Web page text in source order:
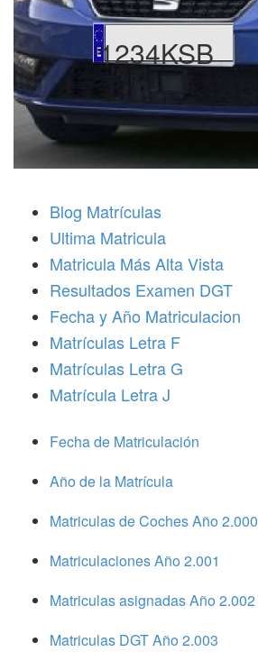
1234KSB
Blog Matrículas
Ultima Matricula
Matricula Más Alta Vista
Resultados Examen DGT
Fecha y Año Matriculacion
Matrículas Letra F
Matrículas Letra G
Matrícula Letra J
Fecha de Matriculación
Año de la Matrícula
Matriculas de Coches Año 2.000
Matriculaciones Año 2.001
Matriculas asignadas Año 2.002
Matriculas DGT Año 2.003